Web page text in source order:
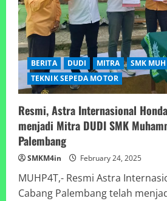
BERITA DUDI MITRA
SMK
TEKNIK SEPEDA MOTOR
Resmi, Astra Internasional
menjadi Mitra DUDI SMK
Palembang
SMKM4in February 24, 2025
MUHP4T,- Resmi Astra
Cabang Palembang telah